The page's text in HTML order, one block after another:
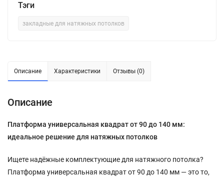
Тэги
закладные для натяжных потолков
Описание Характеристики Отзывы (0)
Описание
Платформа универсальная квадрат от 90 до 140 мм:
идеальное решение для натяжных потолков
Ищете надёжные комплектующие для натяжного потолка?
Платформа универсальная квадрат от 90 до 140 мм — это то,